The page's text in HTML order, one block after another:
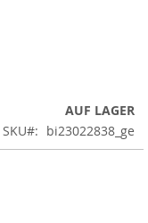
AUF LAGER
SKU
bi23022838_ge